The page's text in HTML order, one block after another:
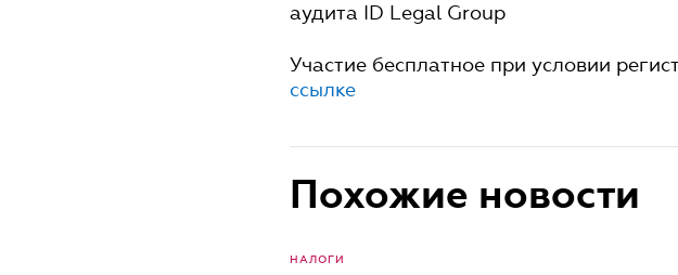
аудита ID Legal Group
Участие бесплатное при условии
ссылке
Похожие новости
НАЛОГИ